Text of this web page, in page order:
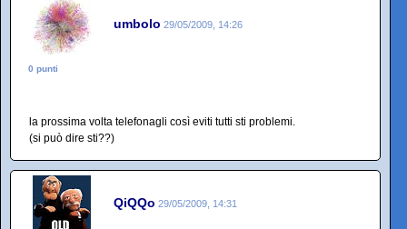
umbolo 29/05/2009, 14:26
0 punti
la prossima volta telefonagli così eviti tutti sti problemi.
(si può dire sti??)
QiQQo 29/05/2009, 14:31